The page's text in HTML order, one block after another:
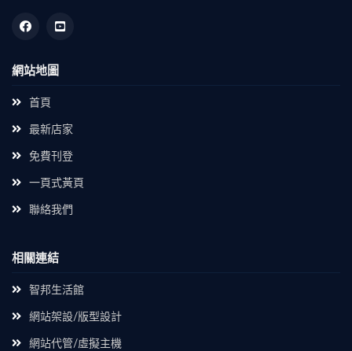
網站地圖
首頁
最新店家
免費刊登
一頁式黃頁
聯絡我們
相關連結
智邦生活館
網站架設/版型設計
網站代管/虛擬主機